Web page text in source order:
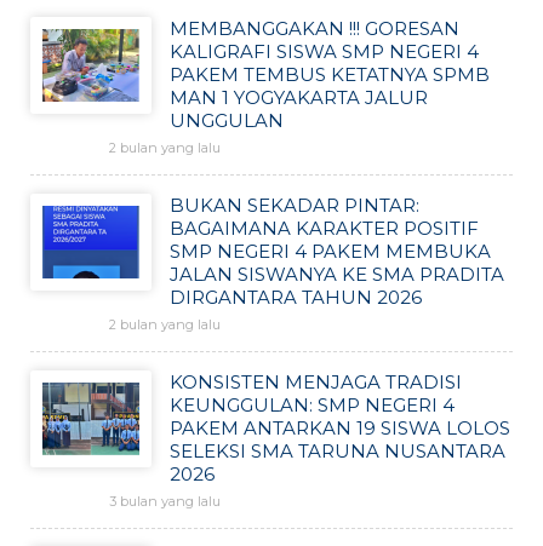
MEMBANGGAKAN !!! GORESAN
KALIGRAFI SISWA SMP NEGERI 4
PAKEM TEMBUS KETATNYA SPMB
MAN 1 YOGYAKARTA JALUR
UNGGULAN
2 bulan yang lalu
BUKAN SEKADAR PINTAR:
BAGAIMANA KARAKTER POSITIF
SMP NEGERI 4 PAKEM MEMBUKA
JALAN SISWANYA KE SMA PRADITA
DIRGANTARA TAHUN 2026
2 bulan yang lalu
KONSISTEN MENJAGA TRADISI
KEUNGGULAN: SMP NEGERI 4
PAKEM ANTARKAN 19 SISWA LOLOS
SELEKSI SMA TARUNA NUSANTARA
2026
3 bulan yang lalu